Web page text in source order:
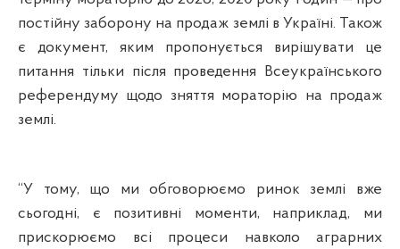
постійну заборону на продаж землі в Україні. Також
є документ, яким пропонується вирішувати це
питання тільки після проведення Всеукраїнського
референдуму щодо зняття мораторію на продаж
землі.
“У тому, що ми обговорюємо ринок землі вже
сьогодні, є позитивні моменти, наприклад, ми
прискорюємо всі процеси навколо аграрних